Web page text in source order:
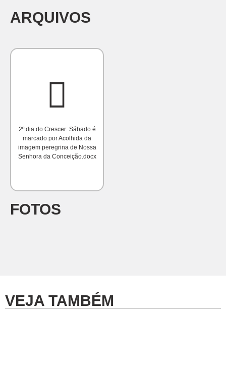
ARQUIVOS
2º dia do Crescer: Sábado é
marcado por Acolhida da
imagem peregrina de Nossa
Senhora da Conceição.docx
FOTOS
VEJA TAMBÉM